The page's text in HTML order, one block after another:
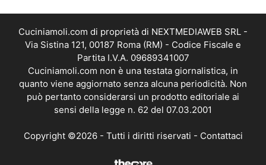
Cuciniamoli.com di proprietà di NEXTMEDIAWEB SRL -
Via Sistina 121, 00187 Roma (RM) - Codice Fiscale e
Partita I.V.A. 09689341007
Cuciniamoli.com non è una testata giornalistica, in
quanto viene aggiornato senza alcuna periodicità. Non
può pertanto considerarsi un prodotto editoriale ai
sensi della legge n. 62 del 07.03.2001
Copyright ©2026 - Tutti i diritti riservati - Contattaci